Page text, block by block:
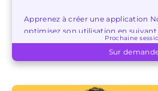
Apprenez à créer une application
optimisez son utilisation en
de développement.
Prochaine
Sur